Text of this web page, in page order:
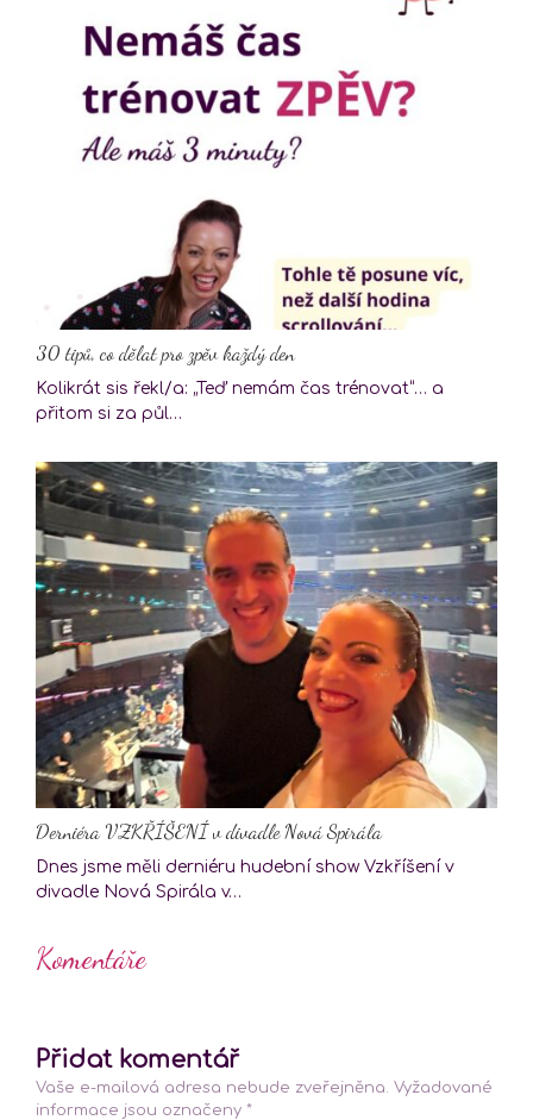
30 tipů, co dělat pro zpěv každý den
Kolikrát sis řekl/a: „Teď nemám čas trénovat“… a
přitom si za půl…
Derniéra VZKŘÍŠENÍ v divadle Nová Spirála
Dnes jsme měli derniéru hudební show Vzkříšení v
divadle Nová Spirála v…
Komentáře
Přidat komentář
Vaše e-mailová adresa nebude zveřejněna. Vyžadované
informace jsou označeny *